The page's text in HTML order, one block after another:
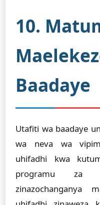
10.
Baadaye
Utafiti wa baadaye
wa neva wa
uhifadhi kwa
programu za
zinazochanganya